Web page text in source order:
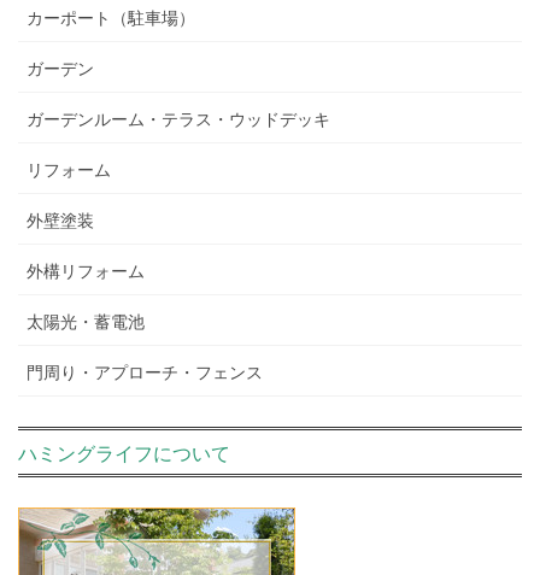
カーポート（駐車場）
ガーデン
ガーデンルーム・テラス・ウッドデッキ
リフォーム
外壁塗装
外構リフォーム
太陽光・蓄電池
門周り・アプローチ・フェンス
ハミングライフについて